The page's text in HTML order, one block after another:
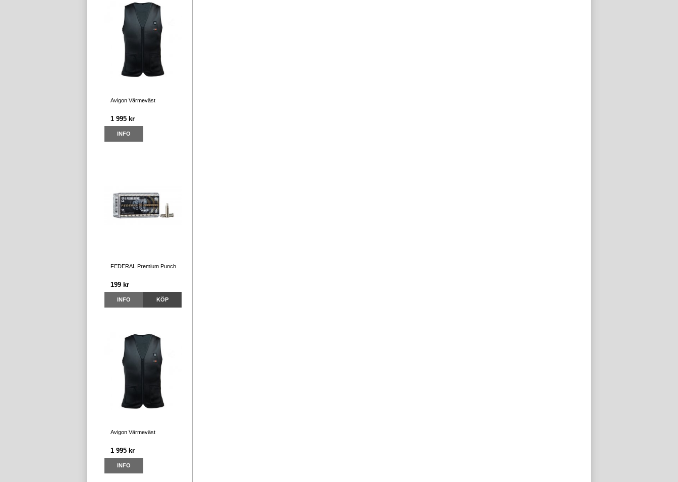
Avigon Värmeväst
1 995 kr
INFO
FEDERAL Premium Punch
199 kr
INFO KÖP
Avigon Värmeväst
1 995 kr
INFO